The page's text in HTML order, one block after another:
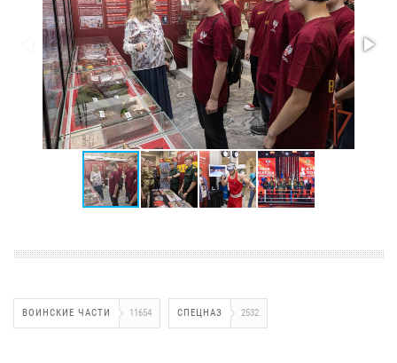
ВОИНСКИЕ ЧАСТИ 11654 СПЕЦНАЗ 2532